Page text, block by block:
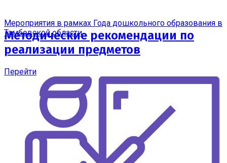
Мероприятия в рамках Года дошкольного образования в
Тамбовской области
Методические рекомендации по
реализации предметов
Перейти